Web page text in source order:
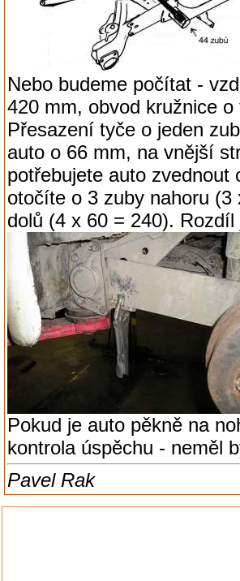
Nebo budeme počítat -
420 mm, obvod kružnice
Přesazení tyče o jeden
auto o 66 mm, na vnější
potřebujete auto
otočíte o 3 zuby nahoru
dolů (4 x 60 = 240).
Pokud je auto pěkně na
kontrola úspěchu - neměl
Pavel Rak